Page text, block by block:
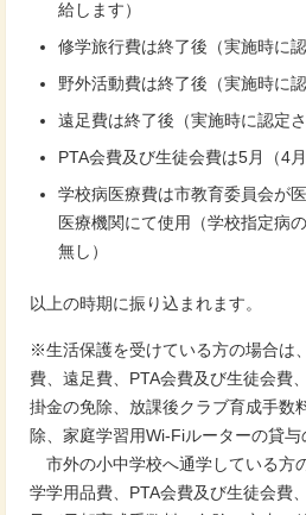
給します）
修学旅行費は終了後（実施時に
野外活動費は終了後（実施時に
遠足費は終了後（実施時に認定
PTA会費及び生徒会費は5月（4
学校病医療費は市教育委員会が
医療機関にて使用（学校指定病
無し）
以上の時期に振り込まれます。
※生活保護を受けている方の場合は
費、遠足費、PTA会費及び生徒会費
掛金の免除、放課後クラブ育成手数
除、家庭学習用Wi-Fiルーターの貸与
市外の小中学校へ通学している方
学学用品費、PTA会費及び生徒会費